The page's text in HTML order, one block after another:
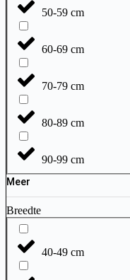
50-59 cm
60-69 cm
70-79 cm
80-89 cm
90-99 cm
Meer
Breedte
40-49 cm